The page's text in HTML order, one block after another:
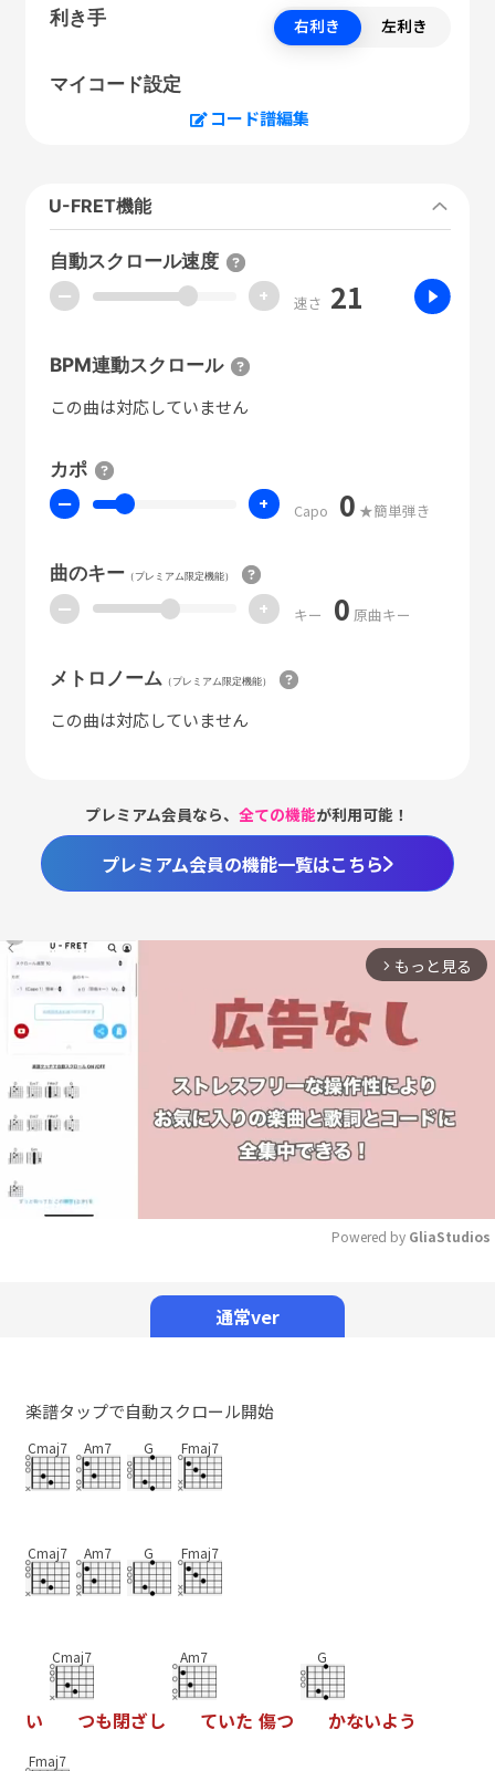
利き手 右利き 左利き
マイコード設定
コード譜編集
U-FRET機能
自動スクロール速度
ー + 速さ 21
BPM連動スクロール
この曲は対応していません
カポ
ー + Capo 0 ★簡単弾き
曲のキー（プレミアム限定機能）
ー + キー 0 原曲キー
メトロノーム （プレミアム限定機能）
この曲は対応していません
プレミアム会員なら、全ての機能が利用可能！
プレミアム会員の機能一覧はこちら
arrow_forward_ios もっと見る
Powered by GliaStudios
通常ver
楽譜タップで自動スクロール開始
Cmaj7 Am7 G Fmaj7
Cmaj7 Am7 G Fmaj7
い
Cmaj7
つも閉ざし
Am7
ていた 傷つ
G
かないよう
Fmaj7